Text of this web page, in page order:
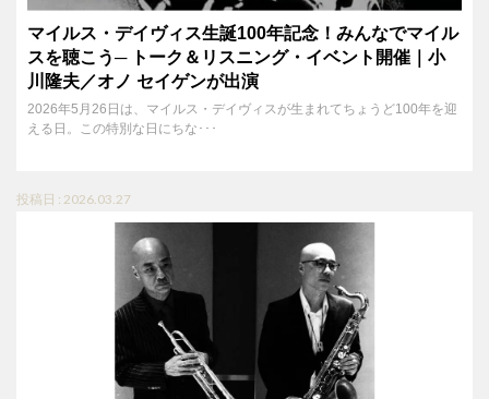
マイルス・デイヴィス生誕100年記念！みんなでマイル
スを聴こう─ トーク＆リスニング・イベント開催｜小
川隆夫／オノ セイゲンが出演
2026年5月26日は、マイルス・デイヴィスが生まれてちょうど100年を迎
える日。この特別な日にちな･･･
投稿日 : 2026.03.27